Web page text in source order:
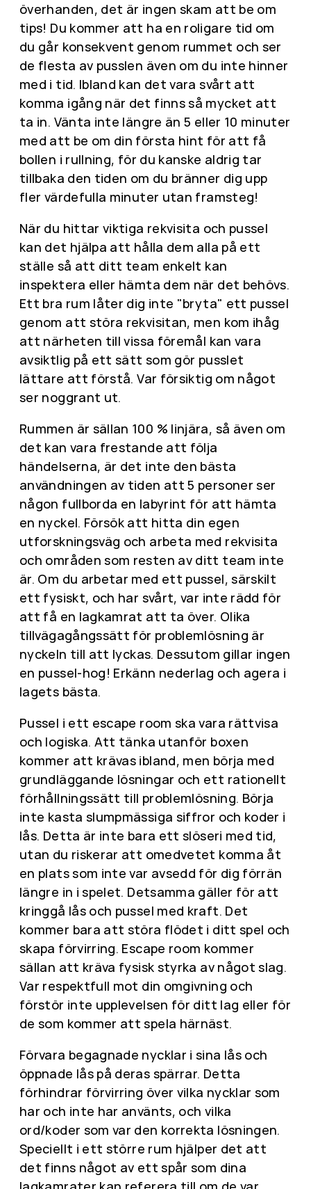
överhanden, det är ingen skam att be om
tips! Du kommer att ha en roligare tid om
du går konsekvent genom rummet och ser
de flesta av pusslen även om du inte hinner
med i tid. Ibland kan det vara svårt att
komma igång när det finns så mycket att
ta in. Vänta inte längre än 5 eller 10 minuter
med att be om din första hint för att få
bollen i rullning, för du kanske aldrig tar
tillbaka den tiden om du bränner dig upp
fler värdefulla minuter utan framsteg!
När du hittar viktiga rekvisita och pussel
kan det hjälpa att hålla dem alla på ett
ställe så att ditt team enkelt kan
inspektera eller hämta dem när det behövs.
Ett bra rum låter dig inte "bryta" ett pussel
genom att störa rekvisitan, men kom ihåg
att närheten till vissa föremål kan vara
avsiktlig på ett sätt som gör pusslet
lättare att förstå. Var försiktig om något
ser noggrant ut.
Rummen är sällan 100 % linjära, så även om
det kan vara frestande att följa
händelserna, är det inte den bästa
användningen av tiden att 5 personer ser
någon fullborda en labyrint för att hämta
en nyckel. Försök att hitta din egen
utforskningsväg och arbeta med rekvisita
och områden som resten av ditt team inte
är. Om du arbetar med ett pussel, särskilt
ett fysiskt, och har svårt, var inte rädd för
att få en lagkamrat att ta över. Olika
tillvägagångssätt för problemlösning är
nyckeln till att lyckas. Dessutom gillar ingen
en pussel-hog! Erkänn nederlag och agera i
lagets bästa.
Pussel i ett escape room ska vara rättvisa
och logiska. Att tänka utanför boxen
kommer att krävas ibland, men börja med
grundläggande lösningar och ett rationellt
förhållningssätt till problemlösning. Börja
inte kasta slumpmässiga siffror och koder i
lås. Detta är inte bara ett slöseri med tid,
utan du riskerar att omedvetet komma åt
en plats som inte var avsedd för dig förrän
längre in i spelet. Detsamma gäller för att
kringgå lås och pussel med kraft. Det
kommer bara att störa flödet i ditt spel och
skapa förvirring. Escape room kommer
sällan att kräva fysisk styrka av något slag.
Var respektfull mot din omgivning och
förstör inte upplevelsen för ditt lag eller för
de som kommer att spela härnäst.
Förvara begagnade nycklar i sina lås och
öppnade lås på deras spärrar. Detta
förhindrar förvirring över vilka nycklar som
har och inte har använts, och vilka
ord/koder som var den korrekta lösningen.
Speciellt i ett större rum hjälper det att
det finns något av ett spår som dina